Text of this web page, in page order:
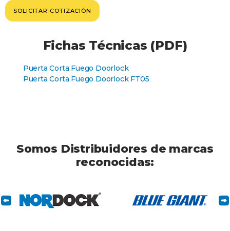
SOLICITAR COTIZACIÓN
Fichas Técnicas (PDF)
Puerta Corta Fuego Doorlock
Puerta Corta Fuego Doorlock FT05
Somos Distribuidores de marcas
reconocidas: